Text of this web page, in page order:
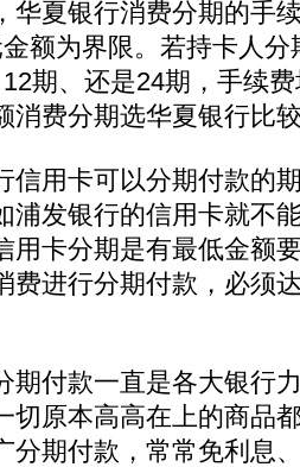
夏银行消费分期的手
额为界限。若持卡人
期、还是24期，手续
消费分期选华夏银行比
用卡可以分期付款的
浦发银行的信用卡就不
用卡分期是有最低金额
费进行分期付款，必须
付款一直是各大银行
切原本高高在上的商品
分期付款，常常免利息